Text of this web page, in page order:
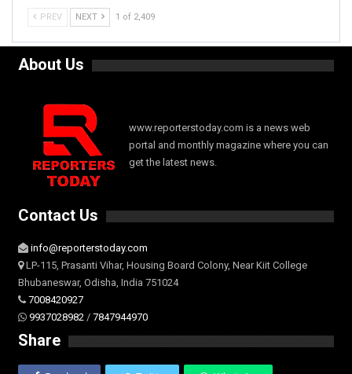
PREV NEXT 1 of 2,409
About Us
www.reporterstoday.com is a news web
portal and monthly magazine where you can
get the latest news.
Contact Us
info@reporterstoday.com
LP-115, Prasanti Vihar, Housing Board Colony, Near Kiit College
Bhubaneswar, Odisha, India 751024
7008420927
9937028982 / 7847944970
Share